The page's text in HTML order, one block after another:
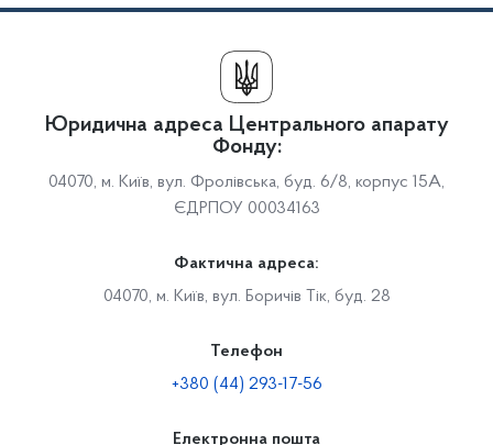
Юридична адреса Центрального апарату
Фонду:
04070, м. Київ, вул. Фролівська, буд. 6/8, корпус 15А,
ЄДРПОУ 00034163
Фактична адреса:
04070, м. Київ, вул. Боричів Тік, буд. 28
Телефон
+380 (44) 293-17-56
Електронна пошта